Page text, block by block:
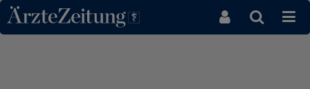
Direkt zum Inhaltsbereich